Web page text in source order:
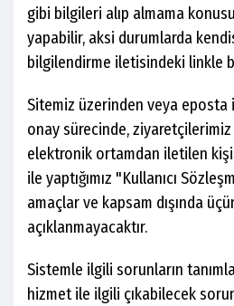
gibi bilgileri alıp almama
yapabilir, aksi durumlarda
bilgilendirme iletisindeki linkle
Sitemiz üzerinden veya
onay sürecinde,
elektronik ortamdan iletilen
ile yaptığımız "Kullanıcı
amaçlar ve kapsam dışında
açıklanmayacaktır.
Sistemle ilgili sorunların
hizmet ile ilgili çıkabilecek